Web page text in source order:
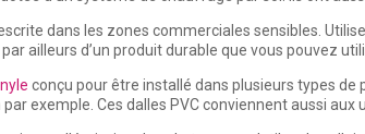
dans les zones commerciales sensibles.
ailleurs d’un produit durable que vous pouvez
conçu pour être installé dans plusieurs types
exemple. Ces dalles PVC conviennent aussi